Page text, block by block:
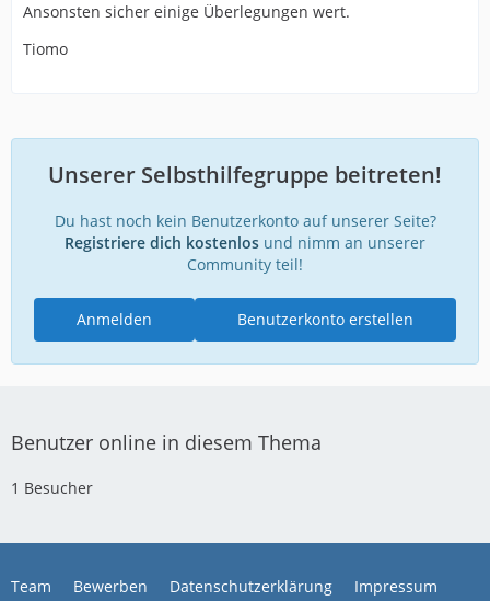
Ansonsten sicher einige Überlegungen wert.
Tiomo
Unserer Selbsthilfegruppe beitreten!
Du hast noch kein Benutzerkonto auf unserer Seite?
Registriere dich kostenlos und nimm an unserer
Community teil!
Benutzerkonto erstellen
Anmelden
Benutzer online in diesem Thema
1 Besucher
Team Bewerben Datenschutzerklärung Impressum